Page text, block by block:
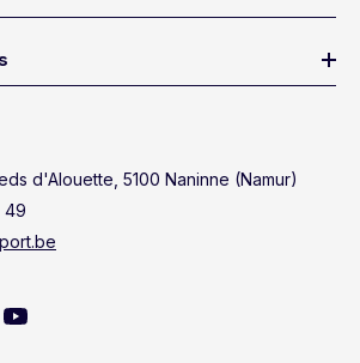
d'Alouette, 5100 Naninne (Namur)
49